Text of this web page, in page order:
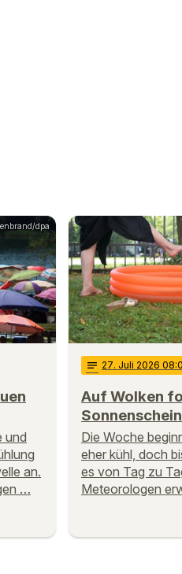
dpa
und
an.
…
notes 27. Juli 2026
Auf Wolken
Die Woche
eher kühl, doch
es von Tag zu
Meteorologen